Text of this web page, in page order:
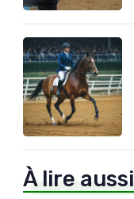
À lire aussi